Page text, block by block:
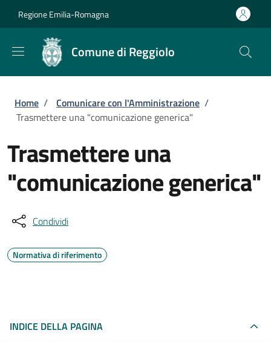
Regione Emilia-Romagna
Comune di Reggiolo
Briciole di pane
Home / Comunicare con l'Amministrazione /
Trasmettere una "comunicazione generica"
Trasmettere una
"comunicazione generica"
Condividi
Normativa di riferimento
INDICE DELLA PAGINA